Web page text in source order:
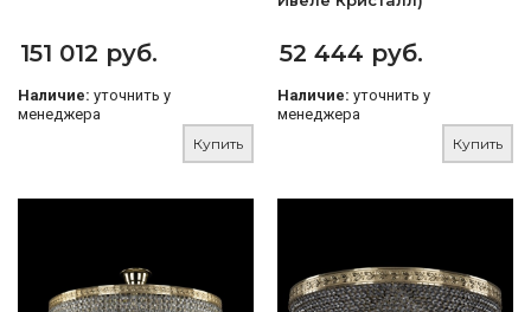
151 012 руб.
Наличие: уточнить у
менеджера
Купить
52 444 руб.
Наличие: уточнить у
менеджера
Купить